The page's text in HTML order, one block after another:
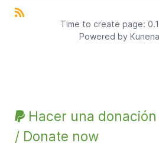
Time to create page:
Powered by
Hacer una donación
/ Donate now